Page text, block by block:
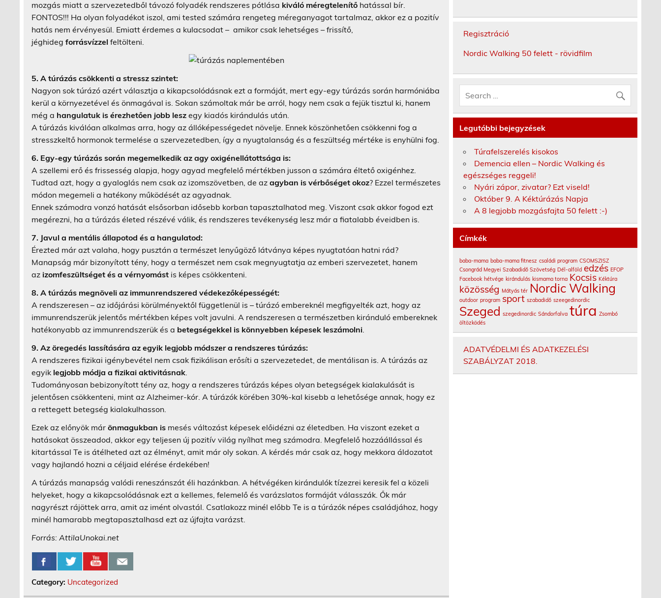
mozgás miatt a szervezetedből távozó folyadék rendszeres pótlása kiváló méregtelenítő hatással bír.
FONTOS!!! Ha olyan folyadékot iszol, ami tested számára rengeteg méreganyagot tartalmaz, akkor ez a pozitív
hatás nem érvényesül. Emiatt érdemes a kulacsodat – amikor csak lehetséges – frissítő,
jéghidegforrásvízzelfeltölteni.
5. A túrázás csökkenti a stressz szintet:
Nagyon sok túrázó azért választja a kikapcsolódásnak ezt a formáját, mert egy-egy túrázás során harmóniába
kerül a környezetével és önmagával is. Sokan számoltak már be arról, hogy nem csak a fejük tisztul ki, hanem
még a hangulatuk is érezhetően jobb lesz egy kiadós kirándulás után.
A túrázás kiválóan alkalmas arra, hogy az állóképességedet növelje. Ennek köszönhetően csökkenni fog a
stresszkeltő hormonok termelése a szervezetedben, így a nyugtalanság és a feszültség mértéke is enyhülni fog.
6. Egy-egy túrázás során megemelkedik az agy oxigénellátottsága is:
A szellemi erő és frissesség alapja, hogy agyad megfelelő mértékben jusson a számára éltető oxigénhez.
Tudtad azt, hogy a gyaloglás nem csak az izomszövetben, de azagyban is vérbőséget okoz? Ezzel természetes
módon megemeli a hatékony működését az agyadnak.
Ennek számodra vonzó hatását elsősorban idősebb korban tapasztalhatod meg. Viszont csak akkor fogod ezt
megérezni, ha a túrázás életed részévé válik, és rendszeres tevékenység lesz már a fiatalabb éveidben is.
7. Javul a mentális állapotod és a hangulatod:
Érezted már azt valaha, hogy pusztán a természet lenyűgöző látványa képes nyugtatóan hatni rád?
Manapság már bizonyított tény, hogy a természet nem csak megnyugtatja az emberi szervezetet, hanem
az izomfeszültséget és a vérnyomást is képes csökkenteni.
8. A túrázás megnöveli az immunrendszered védekezőképességét:
A rendszeresen – az időjárási körülményektől függetlenül is – túrázó embereknél megfigyelték azt, hogy az
immunrendszerük jelentős mértékben képes volt javulni. A rendszeresen a természetben kiránduló embereknek
hatékonyabb az immunrendszerük és a betegségekkel is könnyebben képesek leszámolni.
9. Az öregedés lassítására az egyik legjobb módszer a rendszeres túrázás:
A rendszeres fizikai igénybevétel nem csak fizikálisan erősíti a szervezetedet, de mentálisan is. A túrázás az
egyik legjobb módja a fizikai aktivitásnak.
Tudományosan bebizonyított tény az, hogy a rendszeres túrázás képes olyan betegségek kialakulását is
jelentősen csökkenteni, mint az Alzheimer-kór. A túrázók körében 30%-kal kisebb a lehetősége annak, hogy ez
a rettegett betegség kialakulhasson.
Ezek az előnyök márönmagukban is mesés változást képesek előidézni az életedben. Ha viszont ezeket a
hatásokat összeadod, akkor egy teljesen új pozitív világ nyílhat meg számodra. Megfelelő hozzáállással és
kitartással Te is átélheted azt az élményt, amit már oly sokan. A kérdés már csak az, hogy mekkora áldozatot
vagy hajlandó hozni a céljaid elérése érdekében!
A túrázás manapság valódi reneszánszát éli hazánkban. A hétvégéken kirándulók tízezrei keresik fel a közeli
helyeket, hogy a kikapcsolódásnak ezt a kellemes, felemelő és varázslatos formáját válasszák. Ők már
nagyrészt rájöttek arra, amit az imént olvastál. Csatlakozz minél előbb Te is a túrázók népes családjához, hogy
minél hamarabb megtapasztalhasd ezt az újfajta varázst.
Forrás: AttilaUnokai.net
Category: Uncategorized
Regisztráció
Nordic Walking 50 felett - rövidfilm
Legutóbbi bejegyzések
Túrafelszerelés kisokos
Demencia ellen – Nordic Walking és
egészséges reggeli!
Nyári zápor, zivatar? Ezt viseld!
Október 9. A Kéktúrázás Napja
A 8 legjobb mozgásfajta 50 felett :-)
Címkék
baba-mama baba-mama fitnesz családi program CSOMSZISZ
Csongrád Megyei Szabadidő Szövetség Dél-alföld edzés EFOP
Facebook hétvége kirándulás kismama torna Kocsis Kéktúra
közösség Mátyás tér Nordic Walking
outdoor program sport szabadidő szeegedinordic
Szeged szegedinordic Sándorfalva túra Zsombó
öltözködés
ADATVÉDELMI ÉS ADATKEZELÉSI
SZABÁLYZAT 2018.